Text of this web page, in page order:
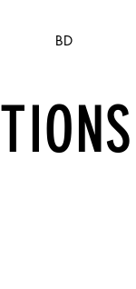
BD